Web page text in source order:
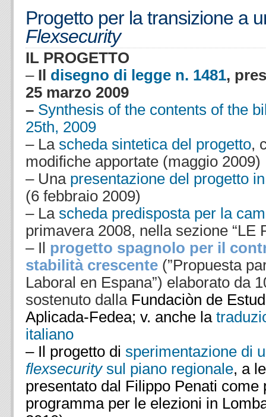
Progetto per la transizione a
Flexsecurity
IL PROGETTO
– Il disegno di legge n. 1481,
25 marzo 2009
– Synthesis of the contents of the
25th, 2009
– La scheda sintetica del progetto,
modifiche apportate (maggio 2009)
– Una presentazione del progetto
(6 febbraio 2009)
– La scheda predisposta per la
primavera 2008, nella sezione “LE
– Il progetto spagnolo per il
stabilità crescente (”Propuesta
Laboral en Espana”) elaborato da
sostenuto dalla Fundaciòn de
Aplicada-Fedea; v. anche la
italiano
– Il progetto di sperimentazione di
flexsecuritysul piano regionale, a
presentato dal Filippo Penati come
programma per le elezioni in